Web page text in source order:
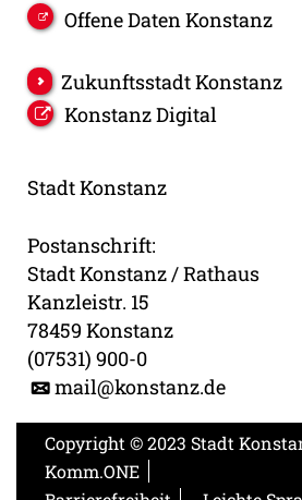
Offene Daten Konstanz
Zukunftsstadt Konstanz
Konstanz Digital
Stadt Konstanz
Postanschrift:
Stadt Konstanz / Rathaus
Kanzleistr. 15
78459 Konstanz
(07531) 900-0
mail@konstanz.de
Copyright © 2023 Stadt
Komm.ONE